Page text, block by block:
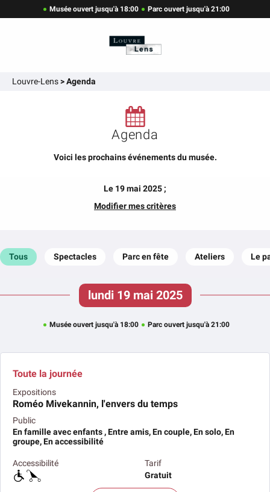
Musée ouvert jusqu'à 18:00 Parc ouvert jusqu'à 21:00
Louvre-Lens>Agenda
Agenda
Voici les prochains événements du musée.
Le 19 mai 2025 ;
Modifier mes critères
Tous Spectacles Parc en fête Ateliers Le
lundi 19 mai 2025
Musée ouvert jusqu'à 18:00 Parc ouvert jusqu'à 21:00
Toute la journée
Expositions
Roméo Mivekannin, l'envers du temps
Public
En famille avec enfants , Entre amis, En couple, En solo, En
groupe, En accessibilité
Tarif
Gratuit
Accessibilité